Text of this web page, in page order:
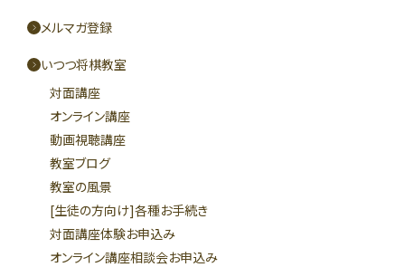
メルマガ登録
いつつ将棋教室
対面講座
オンライン講座
動画視聴講座
教室ブログ
教室の風景
[生徒の方向け]各種お手続き
対面講座体験お申込み
オンライン講座相談会お申込み